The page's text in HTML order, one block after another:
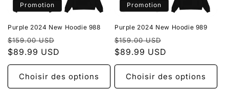
Promotion
Purple 2024 New Hoodie 988
Prix
habituel
$159.00 USD
promotionnel
$89.99 USD
Choisir des options
Promotion
Purple 2024 New Hoodie 989
Prix
habituel
$159.00 USD
$89.99 USD
Choisir des options